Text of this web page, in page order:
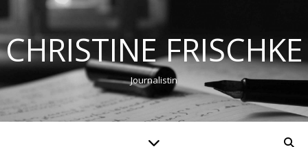
CHRISTINE FRISCHKE
Journalistin